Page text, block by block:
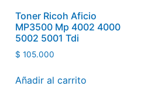
Toner Ricoh Aficio
MP3500 Mp 4002 4000
5002 5001 Tdi
$ 105.000
Añadir al carrito